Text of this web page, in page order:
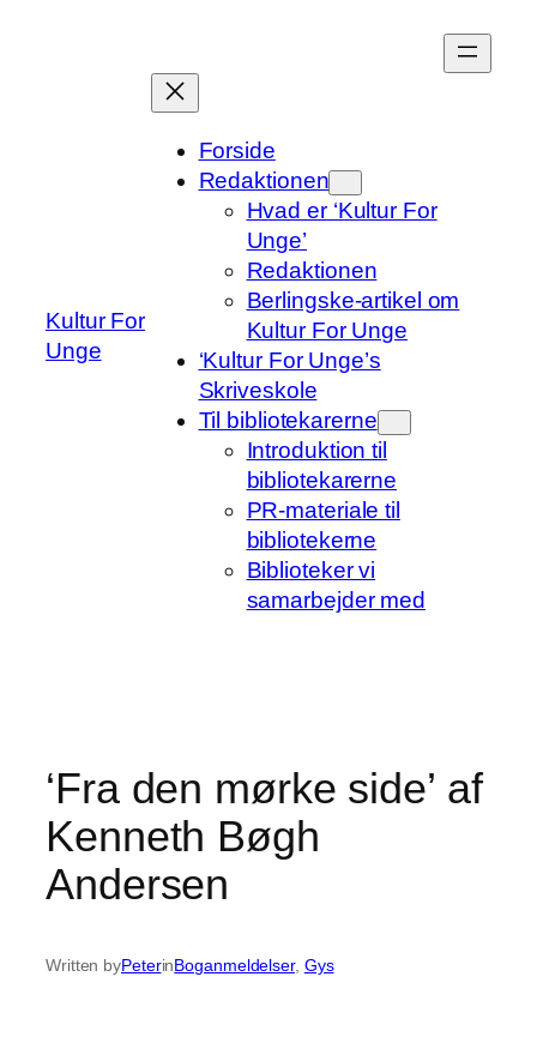
Kultur For
Unge
Forside
Redaktionen
Hvad er ‘Kultur For
Unge’
Redaktionen
Berlingske-artikel om
Kultur For Unge
‘Kultur For Unge’s
Skriveskole
Til bibliotekarerne
Introduktion til
bibliotekarerne
PR-materiale til
bibliotekerne
Biblioteker vi
samarbejder med
‘Fra den mørke side’ af
Kenneth Bøgh
Andersen
Written byPeterinBoganmeldelser, Gys